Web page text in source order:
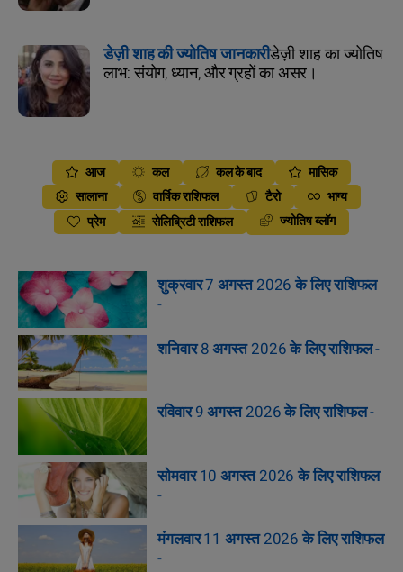
डेज़ी शाह की ज्योतिष जानकारीडेज़ी शाह का ज्योतिष
लाभ: संयोग, ध्यान, और ग्रहों का असर।
आज कल कल के बाद
मासिक
सालाना
वार्षिक राशिफल टैरो
भाग्य
प्रेम
सेलिब्रिटी राशिफल ज्योतिष ब्लॉग
शुक्रवार 7 अगस्त 2026 के लिए राशिफल
-
शनिवार 8 अगस्त 2026 के लिए राशिफल-
रविवार 9 अगस्त 2026 के लिए राशिफल-
सोमवार 10 अगस्त 2026 के लिए राशिफल
-
मंगलवार 11 अगस्त 2026 के लिए राशिफल
-